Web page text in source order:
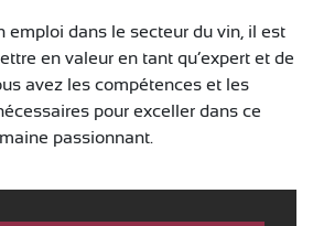
emploi dans le secteur du vin, il est
en valeur en tant qu’expert et de
avez les compétences et les
pour exceller dans ce
passionnant.